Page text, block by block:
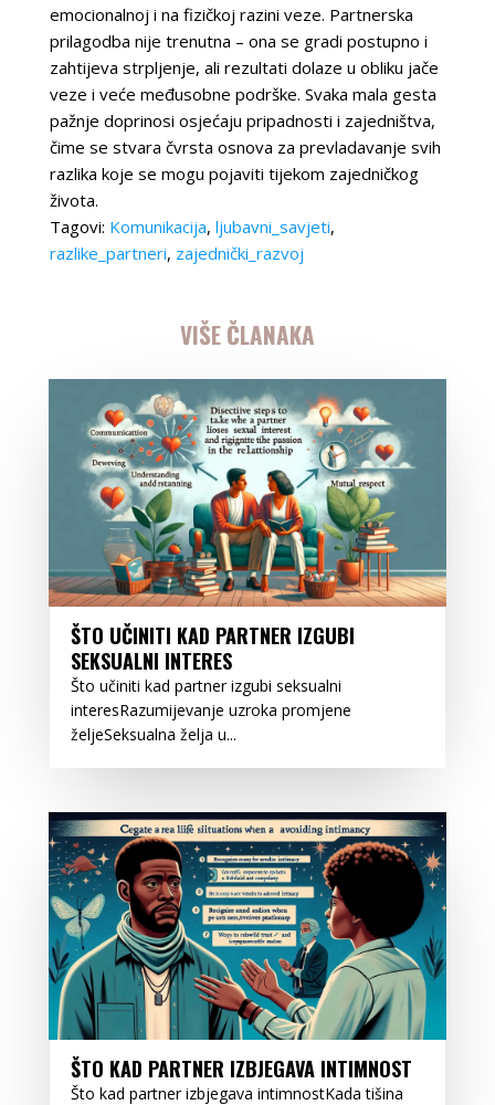
emocionalnoj i na fizičkoj razini veze. Partnerska
prilagodba nije trenutna – ona se gradi postupno i
zahtijeva strpljenje, ali rezultati dolaze u obliku jače
veze i veće međusobne podrške. Svaka mala gesta
pažnje doprinosi osjećaju pripadnosti i zajedništva,
čime se stvara čvrsta osnova za prevladavanje svih
razlika koje se mogu pojaviti tijekom zajedničkog
života.
Tagovi: Komunikacija, ljubavni_savjeti,
razlike_partneri, zajednički_razvoj
VIŠE ČLANAKA
ŠTO UČINITI KAD PARTNER IZGUBI
SEKSUALNI INTERES
Što učiniti kad partner izgubi seksualni
interesRazumijevanje uzroka promjene
željeSeksualna želja u...
ŠTO KAD PARTNER IZBJEGAVA INTIMNOST
Što kad partner izbjegava intimnostKada tišina